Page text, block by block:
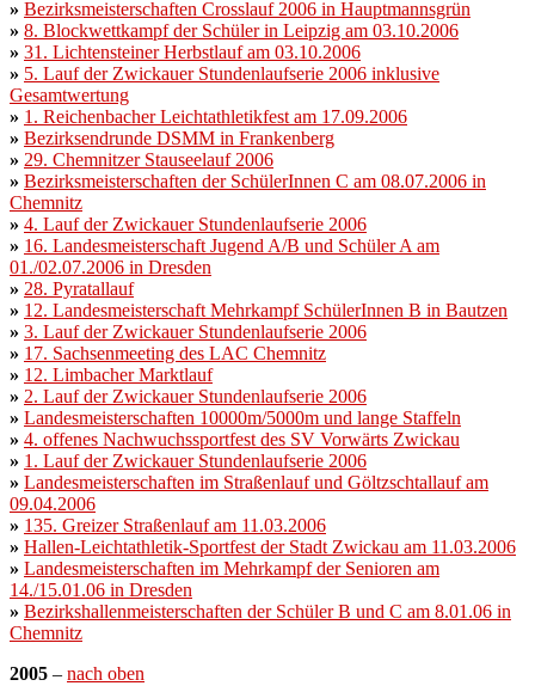
» Bezirksmeisterschaften Crosslauf 2006 in Hauptmannsgrün
» 8. Blockwettkampf der Schüler in Leipzig am 03.10.2006
» 31. Lichtensteiner Herbstlauf am 03.10.2006
» 5. Lauf der Zwickauer Stundenlaufserie 2006 inklusive
Gesamtwertung
» 1. Reichenbacher Leichtathletikfest am 17.09.2006
» Bezirksendrunde DSMM in Frankenberg
» 29. Chemnitzer Stauseelauf 2006
» Bezirksmeisterschaften der SchülerInnen C am 08.07.2006 in
Chemnitz
» 4. Lauf der Zwickauer Stundenlaufserie 2006
» 16. Landesmeisterschaft Jugend A/B und Schüler A am
01./02.07.2006 in Dresden
» 28. Pyratallauf
» 12. Landesmeisterschaft Mehrkampf SchülerInnen B in Bautzen
» 3. Lauf der Zwickauer Stundenlaufserie 2006
» 17. Sachsenmeeting des LAC Chemnitz
» 12. Limbacher Marktlauf
» 2. Lauf der Zwickauer Stundenlaufserie 2006
» Landesmeisterschaften 10000m/5000m und lange Staffeln
» 4. offenes Nachwuchssportfest des SV Vorwärts Zwickau
» 1. Lauf der Zwickauer Stundenlaufserie 2006
» Landesmeisterschaften im Straßenlauf und Göltzschtallauf am
09.04.2006
» 135. Greizer Straßenlauf am 11.03.2006
» Hallen-Leichtathletik-Sportfest der Stadt Zwickau am 11.03.2006
» Landesmeisterschaften im Mehrkampf der Senioren am
14./15.01.06 in Dresden
» Bezirkshallenmeisterschaften der Schüler B und C am 8.01.06 in
Chemnitz
2005 – nach oben